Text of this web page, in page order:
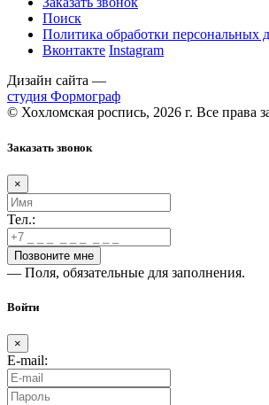
Поиск
Политика обработки персональных
Вконтакте Instagram
Дизайн сайта —
студия Формограф
© Хохломская роспись, 2026 г. Все права
Заказать звонок
×
Тел.:
— Поля, обязательные для заполнения.
Войти
×
E-mail: